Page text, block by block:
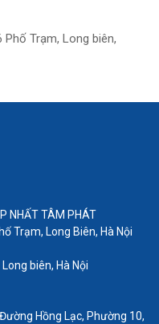
vai trò
đó dòng chảy với
thay đổi và tự
lỏng có độ nhớt
ly tâm được đặt
chất lỏng cao
Trạm, Long biên,
NHẤT TÂM PHÁT
Trạm, Long Biên, Hà Nội
biên, Hà Nội
Hồng Lạc, Phường 10,